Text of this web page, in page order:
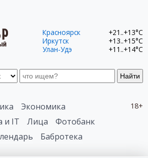
Найти
Красноярск
+21..+13°C
Иркутск
+13..+15°C
Улан-Удэ
+11..+14°C
18+
Экономика
и IT Лица
Фотобанк
Бабротека